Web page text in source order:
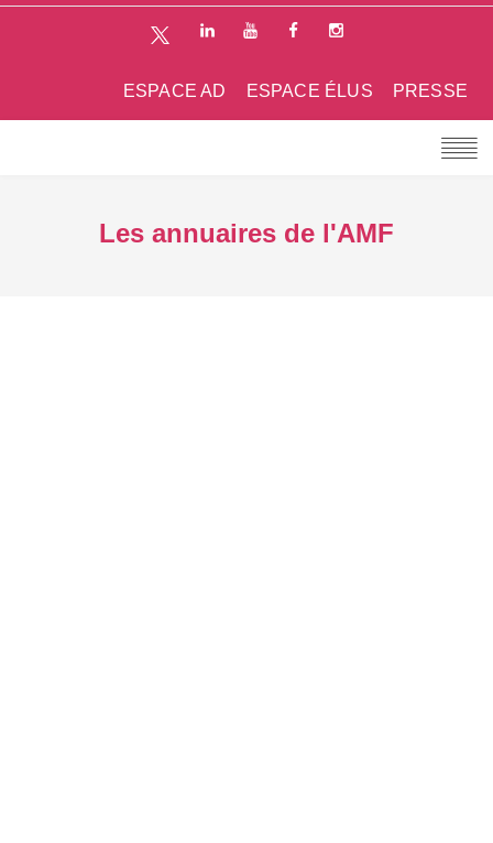
PRESSE
ESPACE ÉLUS
ESPACE AD
Les annuaires de l'AMF